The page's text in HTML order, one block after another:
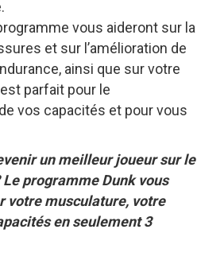
vous aideront sur la
et sur l’amélioration de
ainsi que sur votre
parfait pour le
vos capacités et pour vous
un meilleur joueur sur le
programme Dunk vous
votre musculature, votre
en seulement 3